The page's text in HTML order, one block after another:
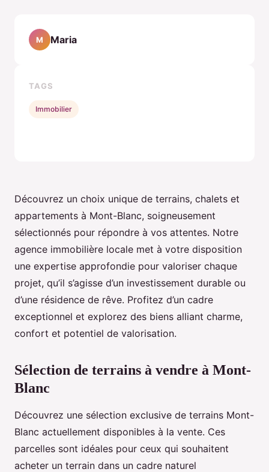
Découvrez un choix unique de terrains, chalets et
appartements à Mont-Blanc, soigneusement
sélectionnés pour répondre à vos attentes. Notre
agence immobilière locale met à votre disposition
une expertise approfondie pour valoriser chaque
projet, qu’il s’agisse d’un investissement durable ou
d’une résidence de rêve. Profitez d’un cadre
exceptionnel et explorez des biens alliant charme,
confort et potentiel de valorisation.
Sélection de terrains à vendre à Mont-
Blanc
Découvrez une sélection exclusive de terrains Mont-
Blanc actuellement disponibles à la vente. Ces
parcelles sont idéales pour ceux qui souhaitent
acheter un terrain dans un cadre naturel
M Maria
TAGS
Immobilier